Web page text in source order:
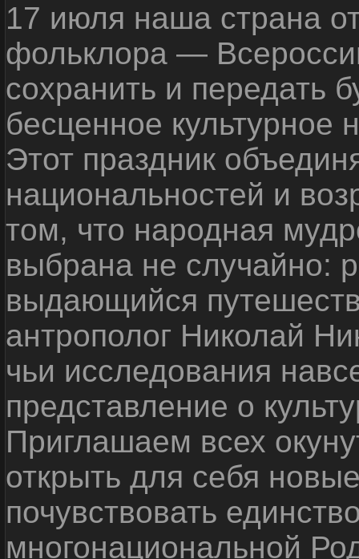
17 июля наша страна
фольклора —
сохранить и передать
бесценное культурное
Этот праздник
национальностей и
том, что народная
выбрана не случайно:
выдающийся
антрополог Николай
чьи исследования
представление о
Приглашаем всех
открыть для себя
почувствовать
многонациональной